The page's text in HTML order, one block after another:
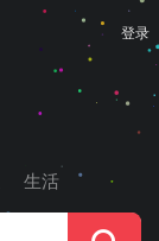
登录
生活